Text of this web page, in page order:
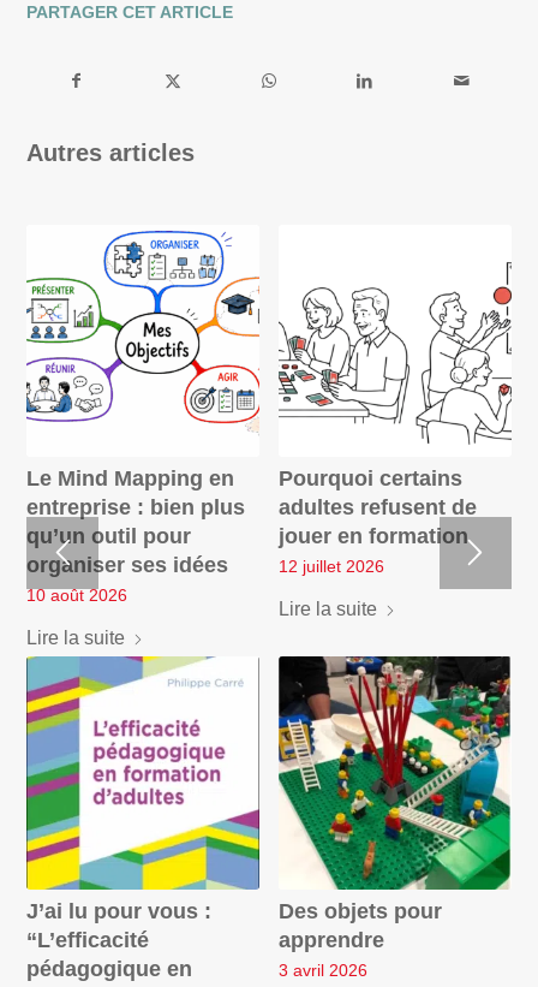
PARTAGER CET ARTICLE
Autres articles
Le Mind Mapping en
entreprise : bien plus
qu’un outil pour
organiser ses idées
10 août 2026
Lire la suite
Pourquoi certains
adultes refusent de
jouer en formation
12 juillet 2026
Lire la suite
J’ai lu pour vous :
“L’efficacité
pédagogique en
Des objets pour
apprendre
3 avril 2026